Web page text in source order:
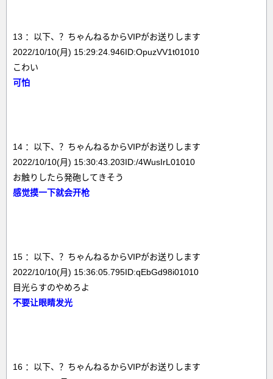
13 ：以下、？ちゃんねるからVIPがお送りします
2022/10/10(月) 15:29:24.946ID:OpuzVV1t01010
こわい
可怕
14 ：以下、？ちゃんねるからVIPがお送りします
2022/10/10(月) 15:30:43.203ID:/4WusIrL01010
お触りしたら発砲してきそう
感觉摸一下就会开枪
15 ：以下、？ちゃんねるからVIPがお送りします
2022/10/10(月) 15:36:05.795ID:qEbGd98i01010
目光らすのやめろよ
不要让眼睛发光
16 ：以下、？ちゃんねるからVIPがお送りします